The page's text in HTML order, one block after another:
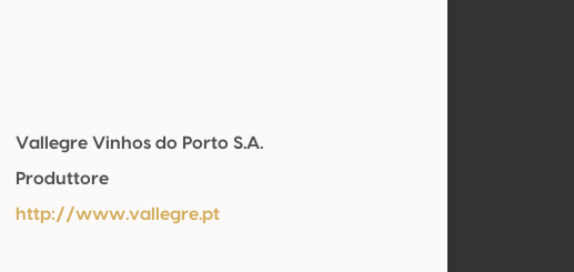
Vallegre Vinhos do Porto S.A.
Produttore
http://www.vallegre.pt